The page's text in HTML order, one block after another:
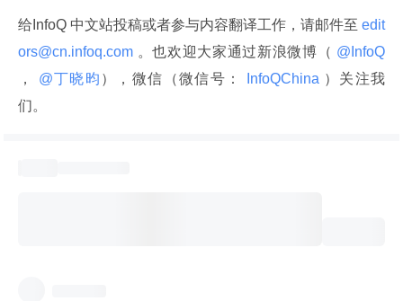
给InfoQ 中文站投稿或者参与内容翻译工作，请邮件至 edit
ors@cn.infoq.com 。也欢迎大家通过新浪微博（
，
@丁晓昀 ），微信（微信号： InfoQChina ）关注我
们。